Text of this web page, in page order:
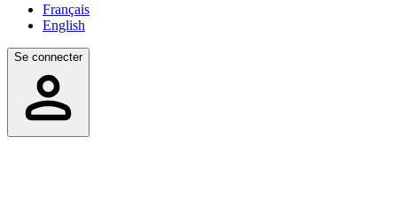
Français
English
Se connecter